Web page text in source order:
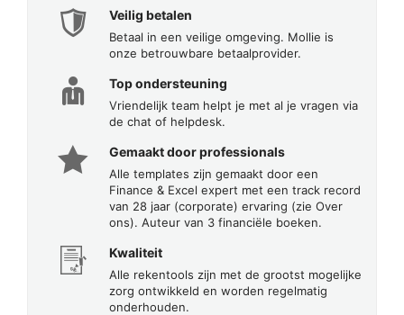
Veilig betalen
Betaal in een veilige omgeving. Mollie is
onze betrouwbare betaalprovider.
Top ondersteuning
Vriendelijk team helpt je met al je vragen via
de chat of helpdesk.
Gemaakt door professionals
Alle templates zijn gemaakt door een
Finance & Excel expert met een track record
van 28 jaar (corporate) ervaring (zie Over
ons). Auteur van 3 financiële boeken.
Kwaliteit
Alle rekentools zijn met de grootst mogelijke
zorg ontwikkeld en worden regelmatig
onderhouden.